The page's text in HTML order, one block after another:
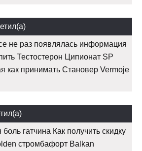
не раз появлялась информация
Тестостерон Ципионат SP
как принимать Становер Vermoje
гатчина Как получить скидку
стромбафорт Balkan